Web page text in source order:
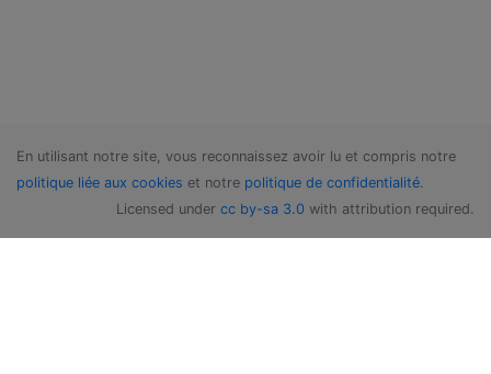
En utilisant notre site, vous reconnaissez avoir lu et compris notre
politique liée aux cookies et notre politique de confidentialité.
Licensed under cc by-sa 3.0 with attribution required.